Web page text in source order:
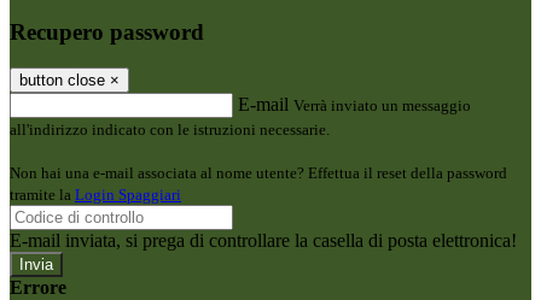
Recupero password
button close ×
E-mail Verrà inviato un messaggio
all'indirizzo indicato con le istruzioni necessarie.
Non hai una e-mail associata al nome utente? Effettua il reset della password
tramite la Login Spaggiari
E-mail inviata, si prega di controllare la casella di posta elettronica!
Errore